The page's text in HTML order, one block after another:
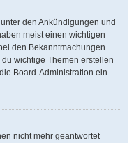
den Ankündigungen und
meist einen wichtigen
den Bekanntmachungen
wichtige Themen erstellen
Board-Administration ein.
nicht mehr geantwortet